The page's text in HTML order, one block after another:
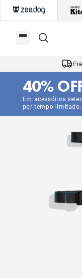
Em acessórios
por tempo limitado.
40%